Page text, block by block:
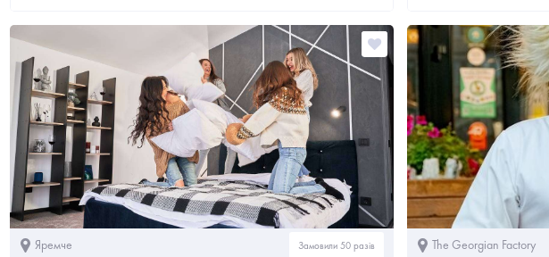
Яремче Замовили 50 разів The Georgian Factory